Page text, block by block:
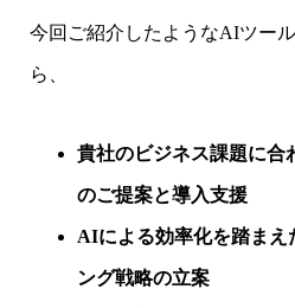
今回ご紹介したようなAIツー
ら、
貴社のビジネス課題に
のご提案と導入支援
AIによる効率化を踏まえ
ング戦略の立案